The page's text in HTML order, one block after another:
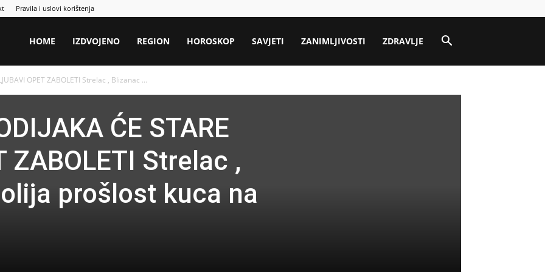
Pravila i uslovi korištenja
HOME IZDVOJENO REGION HOROSKOP SAVJETI ZANIMLJIVOSTI ZDRAVLJE
OPET ZABOLETI Strelac , Blizanac ...
ĆE STARE
ZABOLETI Strelac ,
prošlost kuca na